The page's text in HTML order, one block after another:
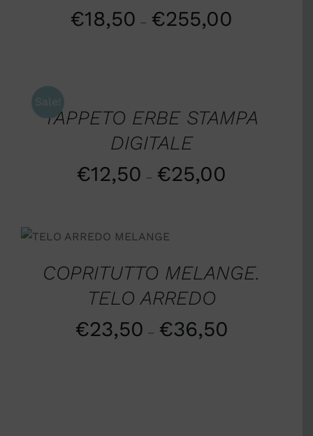
€18,50 – €255,00
Sale!
DETTAGLI
TAPPETO ERBE STAMPA
DIGITALE
€12,50 – €25,00
SCEGLI
/
COPRITUTTO MELANGE.
TELO ARREDO
€23,50 – €36,50